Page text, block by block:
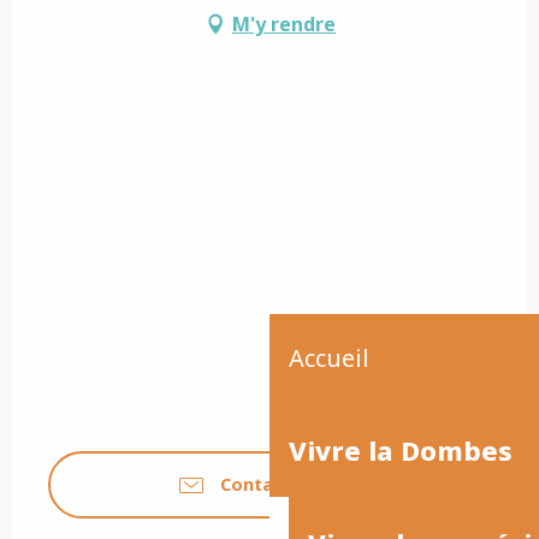
Accueil
Vivre la Dombes
M'y rendre
Contactez-nous